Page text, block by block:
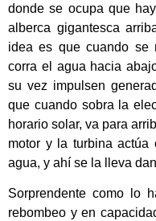
donde se ocupa que
alberca gigantesca
idea es que cuando se
corra el agua hacia
su vez impulsen
que cuando sobra la
horario solar, va para
motor y la turbina actúa
agua, y ahí se la lleva
Sorprendente como lo
rebombeo y en